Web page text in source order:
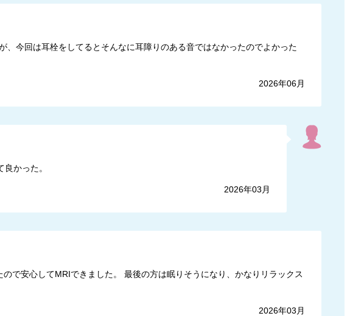
今回は耳栓をしてるとそんなに耳障りのある音ではなかったのでよかった
2026年06月
かった。
2026年03月
で安心してMRIできました。 最後の方は眠りそうになり、かなりリラックス
2026年03月